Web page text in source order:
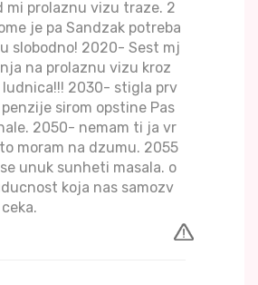
mi prolaznu vizu traze. 2
je pa Sandzak potreba
slobodno! 2020- Sest mj
na prolaznu vizu kroz
ludnica!!! 2030- stigla prv
sirom opstine Pas
2050- nemam ti ja vr
moram na dzumu. 2055
unuk sunheti masala. o
koja nas samozv